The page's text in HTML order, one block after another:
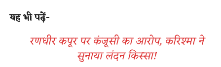
यह भी पढ़ें-
रणधीर कपूर पर कंजूसी का आरोप, करिश्मा ने
सुनाया लंदन किस्सा!